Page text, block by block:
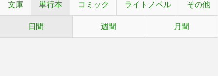
文庫 単行本 コミック ライトノベル その他
日間 週間 月間